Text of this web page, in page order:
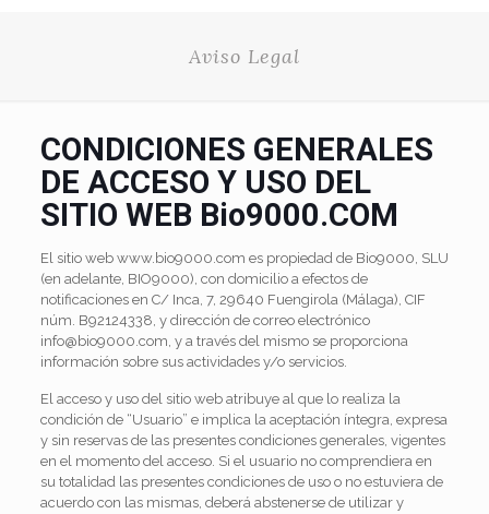
Aviso Legal
CONDICIONES GENERALES
DE ACCESO Y USO DEL
SITIO WEB Bio9000.COM
El sitio web www.bio9000.com es propiedad de Bio9000, SLU
(en adelante, BIO9000), con domicilio a efectos de
notificaciones en C/ Inca, 7, 29640 Fuengirola (Málaga), CIF
núm. B92124338, y dirección de correo electrónico
info@bio9000.com, y a través del mismo se proporciona
información sobre sus actividades y/o servicios.
El acceso y uso del sitio web atribuye al que lo realiza la
condición de “Usuario” e implica la aceptación íntegra, expresa
y sin reservas de las presentes condiciones generales, vigentes
en el momento del acceso. Si el usuario no comprendiera en
su totalidad las presentes condiciones de uso o no estuviera de
acuerdo con las mismas, deberá abstenerse de utilizar y